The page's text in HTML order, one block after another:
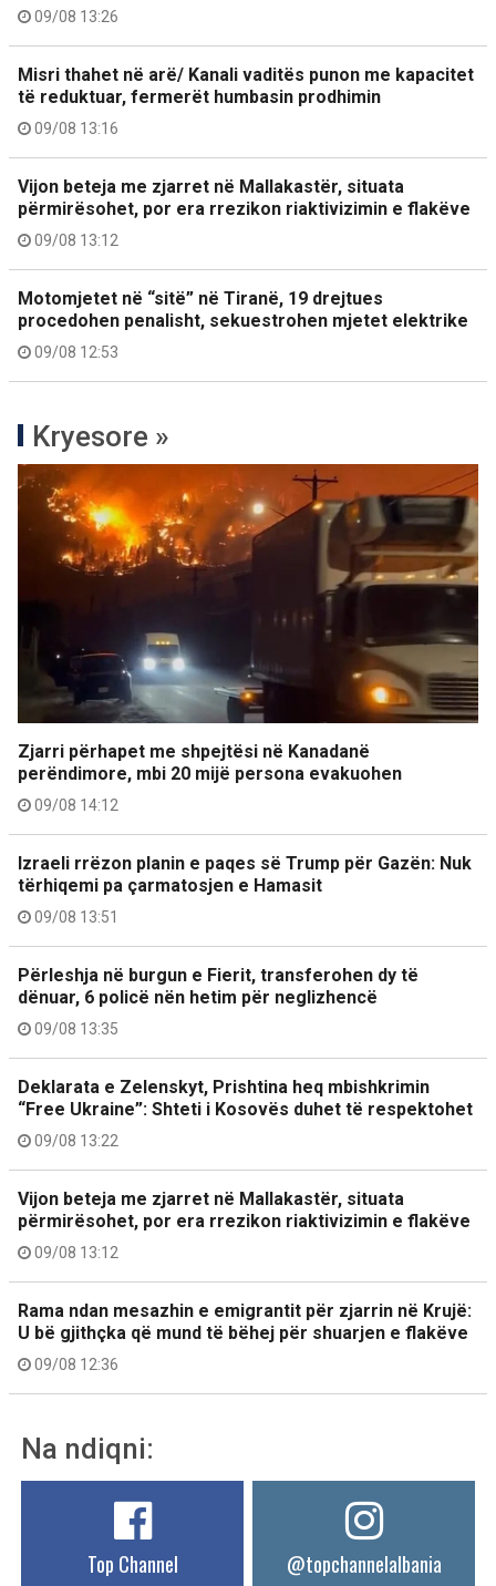
09/08 13:26
Misri thahet në arë/ Kanali vaditës punon me kapacitet
të reduktuar, fermerët humbasin prodhimin
09/08 13:16
Vijon beteja me zjarret në Mallakastër, situata
përmirësohet, por era rrezikon riaktivizimin e flakëve
09/08 13:12
Motomjetet në “sitë” në Tiranë, 19 drejtues
procedohen penalisht, sekuestrohen mjetet elektrike
09/08 12:53
Kryesore »
Zjarri përhapet me shpejtësi në Kanadanë
perëndimore, mbi 20 mijë persona evakuohen
09/08 14:12
Izraeli rrëzon planin e paqes së Trump për Gazën: Nuk
tërhiqemi pa çarmatosjen e Hamasit
09/08 13:51
Përleshja në burgun e Fierit, transferohen dy të
dënuar, 6 policë nën hetim për neglizhencë
09/08 13:35
Deklarata e Zelenskyt, Prishtina heq mbishkrimin
“Free Ukraine”: Shteti i Kosovës duhet të respektohet
09/08 13:22
Vijon beteja me zjarret në Mallakastër, situata
përmirësohet, por era rrezikon riaktivizimin e flakëve
09/08 13:12
Rama ndan mesazhin e emigrantit për zjarrin në Krujë:
U bë gjithçka që mund të bëhej për shuarjen e flakëve
09/08 12:36
Na ndiqni:
Top Channel @topchannelalbania